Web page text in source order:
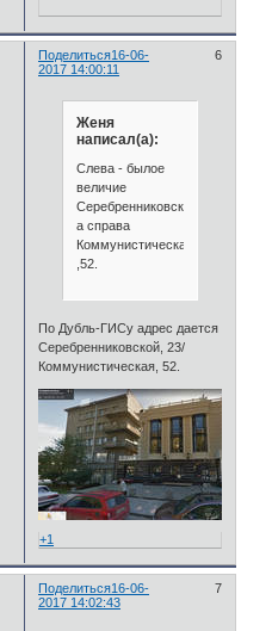
Поделиться 6
16-06-
2017 14:00:11
Женя
написал(а):
Слева - былое
величие
Серебренниковской,23,
а справа
Коммунистическая
,52.
По Дубль-ГИСу адрес дается
Серебренниковской, 23/
Коммунистическая, 52.
+1
Поделиться 7
16-06-
2017 14:02:43